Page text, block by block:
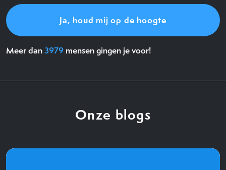
Meer dan3979 mensen gingen je voor!
Onze blogs